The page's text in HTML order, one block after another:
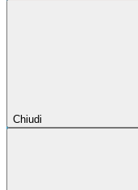
Chiudi